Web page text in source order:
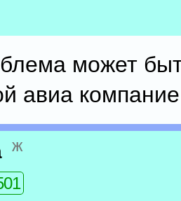
может
авиа
ж